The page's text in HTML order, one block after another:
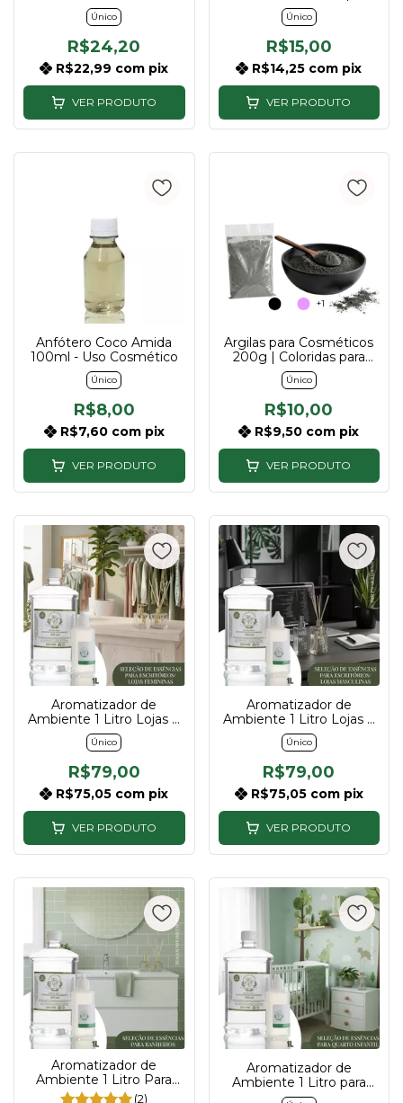
510gr - Descubra sua
Essência
Único
R$24,20
R$22,99 com pix
VER PRODUTO
500ml
Único
R$15,00
R$14,25 com pix
VER PRODUTO
Anfótero Coco Amida
100ml - Uso Cosmético
Único
R$8,00
R$7,60 com pix
VER PRODUTO
+1
Argilas para Cosméticos
200g | Coloridas para
Sabonetes e Máscaras
Único
R$10,00
R$9,50 com pix
VER PRODUTO
Aromatizador de
Ambiente 1 Litro Lojas e
Escritórios Feminino |
Descubra sua essência
Único
R$79,00
R$75,05 com pix
VER PRODUTO
Aromatizador de
Ambiente 1 Litro Lojas e
Escritórios Masculino |
Descubra sua essência
Único
R$79,00
R$75,05 com pix
VER PRODUTO
Aromatizador de
Ambiente 1 Litro Para
Banheiro | Descubra sua
(2)
Aromatizador de
Ambiente 1 Litro para
Quarto Infantil| Descubra